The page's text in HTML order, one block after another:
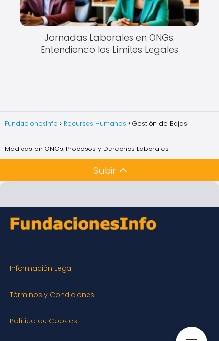
Jornadas Laborales en ONGs:
Entendiendo los Límites Legales
FundacionesInfo Recursos Humanos Gestión de Bajas
Médicas en ONGs: Procesos y Derechos Laborales
Subir
Información Legal
Términos y Condiciones
Política de Cookies